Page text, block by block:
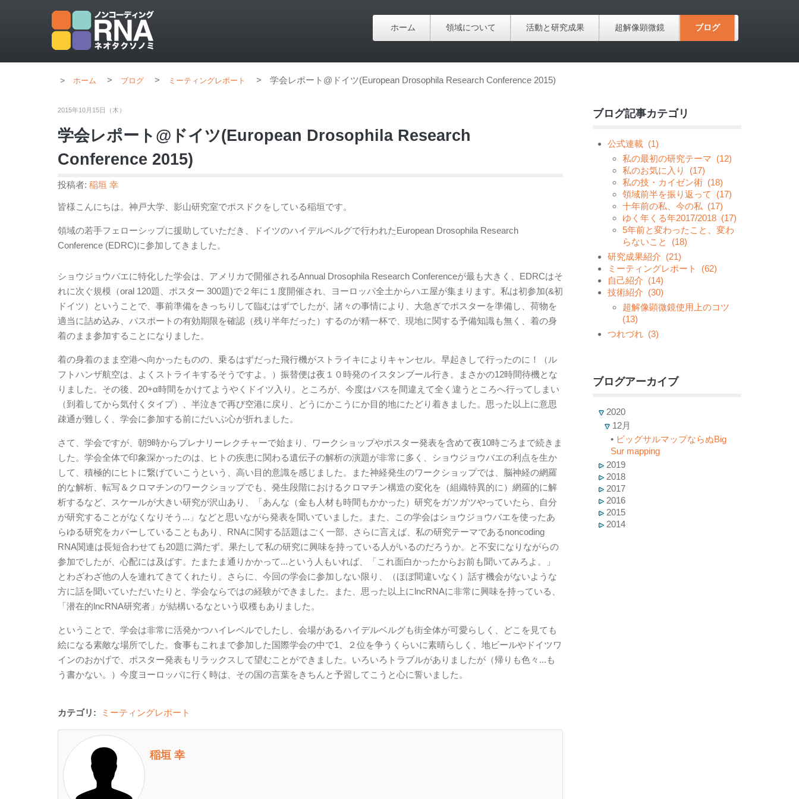
ホーム 領域について 活動と研究成果 超解像顕微鏡 ブログ
ホーム > ブログ > ミーティングレポート > 学会レポート@ドイツ(European Drosophila Research Conference 2015)
2015年10月15日（木）
学会レポート@ドイツ(European Drosophila Research
Conference 2015)
投稿者: 稲垣 幸
皆様こんにちは。神戸大学、影山研究室でポスドクをしている稲垣です。
領域の若手フェローシップに援助していただき、ドイツのハイデルベルグで行われたEuropean Drosophila Research
Conference (EDRC)に参加してきました。
ショウジョウバエに特化した学会は、アメリカで開催されるAnnual Drosophila Research Conferenceが最も大きく、EDRCはそ
れに次ぐ規模（oral 120題、ポスター 300題)で２年に１度開催され、ヨーロッパ全土からハエ屋が集まります。私は初参加(&初
ドイツ）ということで、事前準備をきっちりして臨むはずでしたが、諸々の事情により、大急ぎでポスターを準備し、荷物を
適当に詰め込み、パスポートの有効期限を確認（残り半年だった）するのが精一杯で、現地に関する予備知識も無く、着の身
着のまま参加することになりました。
着の身着のまま空港へ向かったものの、乗るはずだった飛行機がストライキによりキャンセル。早起きして行ったのに！（ル
フトハンザ航空は、よくストライキするそうですよ。）振替便は夜１０時発のイスタンブール行き。まさかの12時間待機とな
りました。その後、20+α時間をかけてようやくドイツ入り。ところが、今度はバスを間違えて全く違うところへ行ってしまい
（到着してから気付くタイプ）、半泣きで再び空港に戻り、どうにかこうにか目的地にたどり着きました。思った以上に意思
疎通が難しく、学会に参加する前にだいぶ心が折れました。
さて、学会ですが、朝9時からプレナリーレクチャーで始まり、ワークショップやポスター発表を含めて夜10時ごろまで続きま
した。学会全体で印象深かったのは、ヒトの疾患に関わる遺伝子の解析の演題が非常に多く、ショウジョウバエの利点を生か
して、積極的にヒトに繋げていこうという、高い目的意識を感じました。また神経発生のワークショップでは、脳神経の網羅
的な解析、転写＆クロマチンのワークショップでも、発生段階におけるクロマチン構造の変化を（組織特異的に）網羅的に解
析するなど、スケールが大きい研究が沢山あり、「あんな（金も人材も時間もかかった）研究をガツガツやっていたら、自分
が研究することがなくなりそう...」などと思いながら発表を聞いていました。また、この学会はショウジョウバエを使ったあ
らゆる研究をカバーしていることもあり、RNAに関する話題はごく一部、さらに言えば、私の研究テーマであるnoncoding
RNA関連は長短合わせても20題に満たず。果たして私の研究に興味を持っている人がいるのだろうか。と不安になりながらの
参加でしたが、心配には及ばす。たまたま通りかかって...という人もいれば、「これ面白かったからお前も聞いてみろよ。」
とわざわざ他の人を連れてきてくれたり。さらに、今回の学会に参加しない限り、（ほぼ間違いなく）話す機会がないような
方に話を聞いていただいたりと、学会ならではの経験ができました。また、思った以上にlncRNAに非常に興味を持っている、
「潜在的lncRNA研究者」が結構いるなという収穫もありました。
ということで、学会は非常に活発かつハイレベルでしたし、会場があるハイデルベルグも街全体が可愛らしく、どこを見ても
絵になる素敵な場所でした。食事もこれまで参加した国際学会の中で1、２位を争うくらいに素晴らしく、地ビールやドイツワ
インのおかげで、ポスター発表もリラックスして望むことができました。いろいろトラブルがありましたが（帰りも色々...も
う書かない。）今度ヨーロッパに行く時は、その国の言葉をきちんと予習してこうと心に誓いました。
カテゴリ: ミーティングレポート
稲垣 幸
ブログ記事カテゴリ
公式連載 (1)
私の最初の研究テーマ (12)
私のお気に入り
(17)
私の技・カイゼン術 (18)
領域前半を振り返って
(17)
十年前の私、今の私 (17)
ゆく年くる年2017/2018 (17)
5年前と変わったこと、変わ
らないこと
(18)
研究成果紹介 (21)
ミーティングレポート
(62)
自己紹介 (14)
技術紹介 (30)
超解像顕微鏡使用上のコツ
(13)
つれづれ (3)
ブログアーカイブ
2020
12月
• ビッグサルマップならぬBig
Sur mapping
2019
2018
2017
2016
2015
2014